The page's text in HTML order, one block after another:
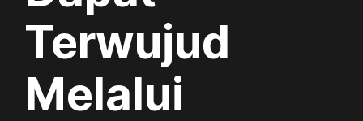
Terwujud
Melalui